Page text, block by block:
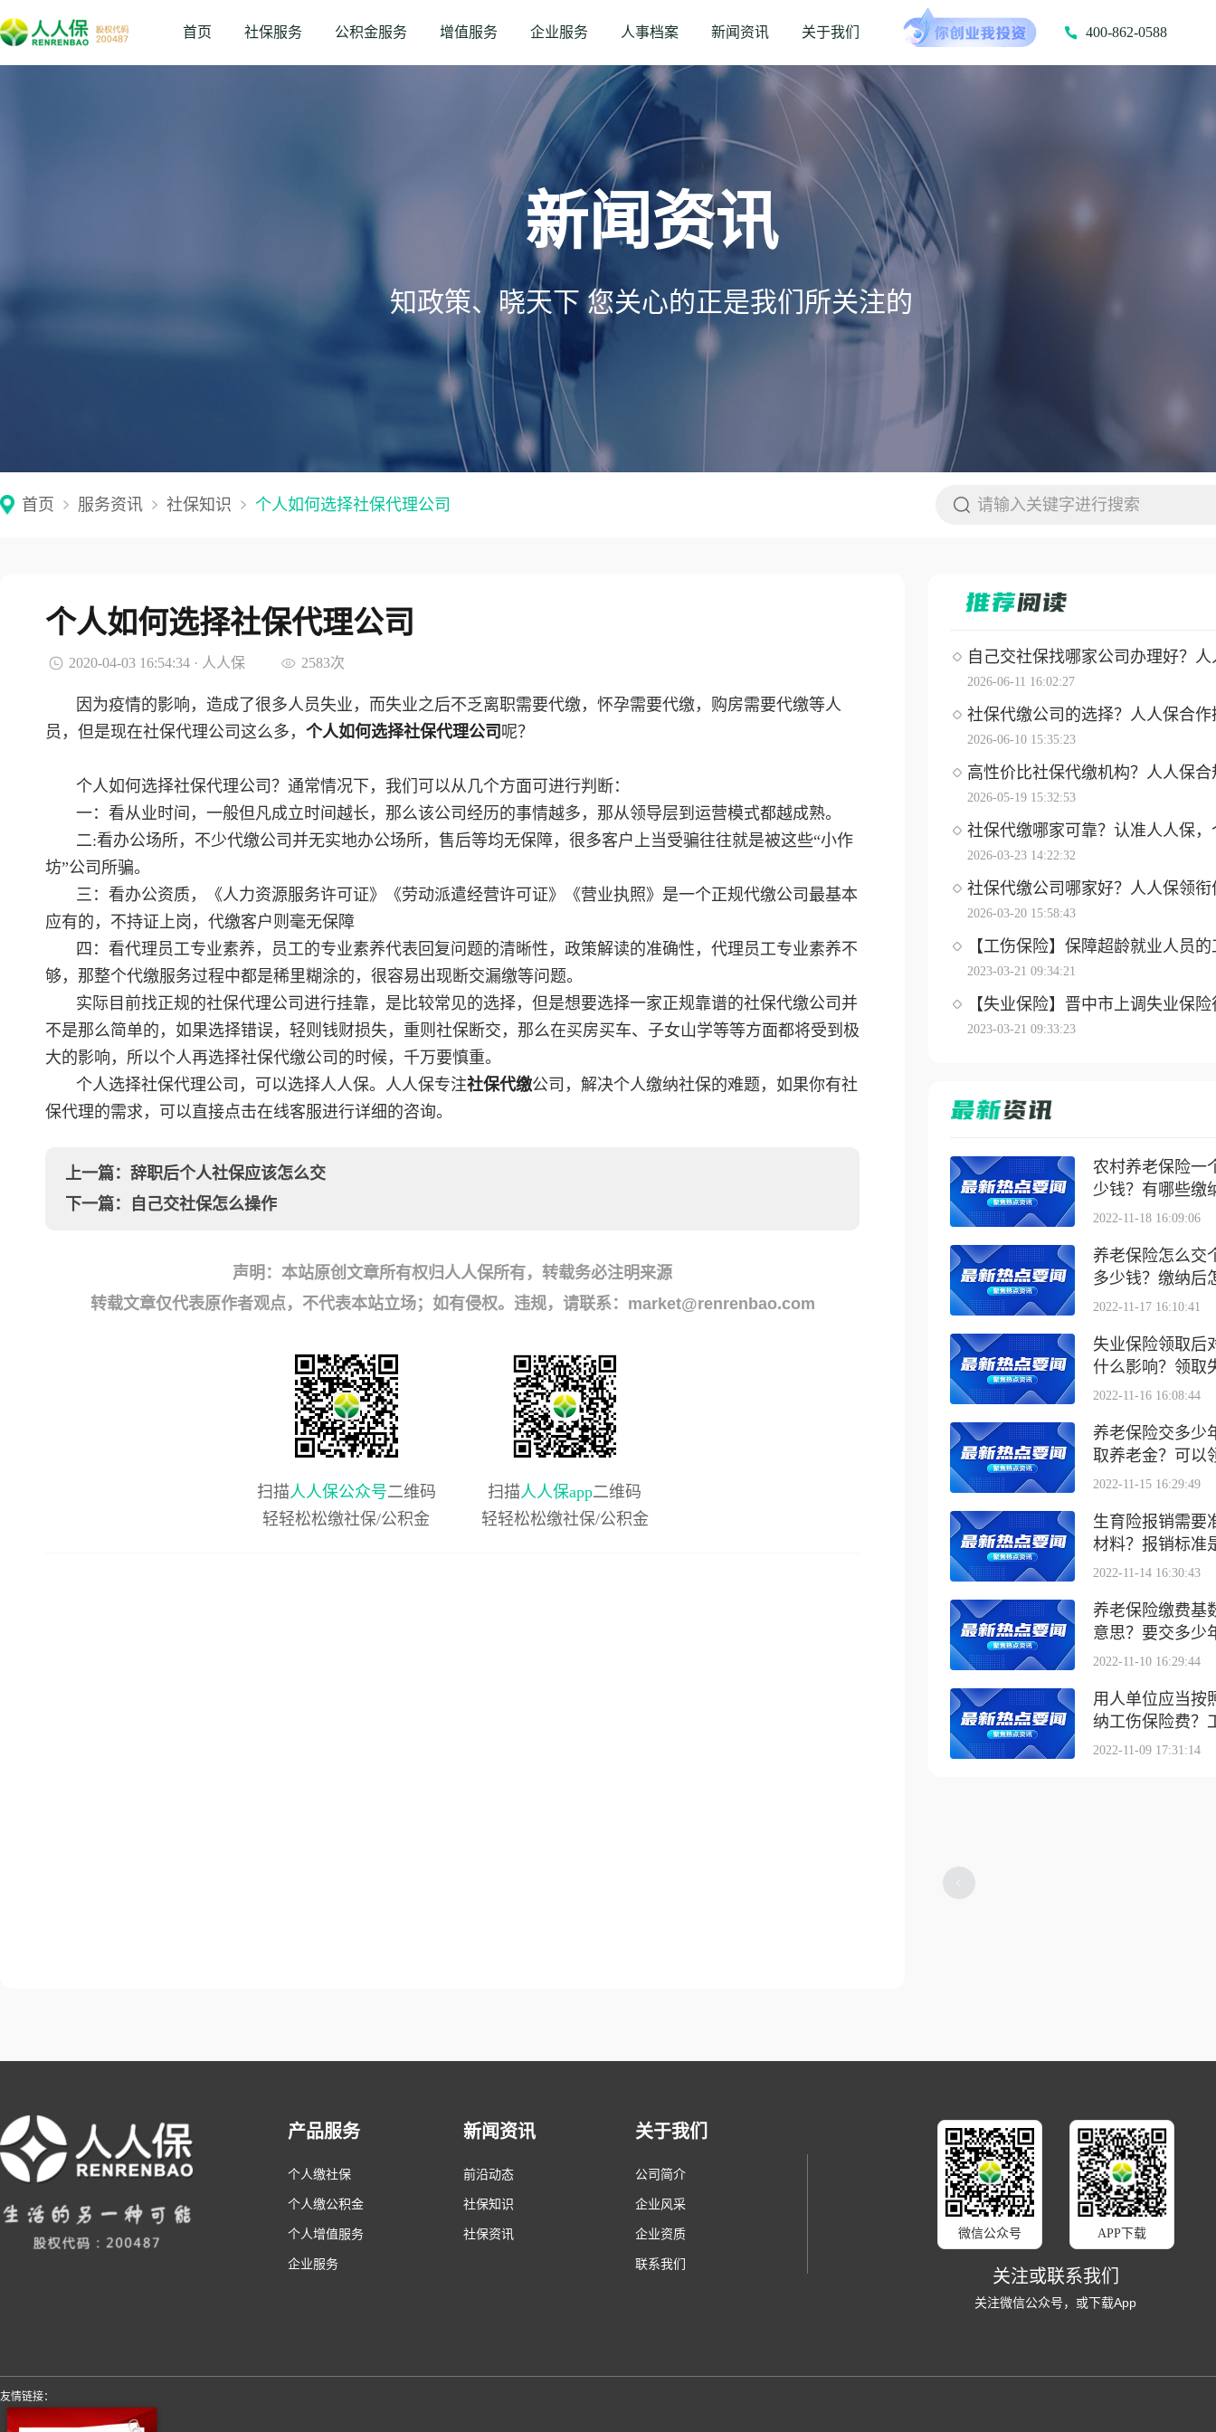
首页 社保服务 公积金服务 增值服务 企业服务 人事档案 新闻资讯 关于我们 400-862-0588
新闻资讯
知政策、晓天下 您关心的正是我们所关注的
首页 服务资讯 社保知识 个人如何选择社保代理公司
个人如何选择社保代理公司
2020-04-03 16:54:34 · 人人保 2583次
因为疫情的影响，造成了很多人员失业，而失业之后不乏离职需要代缴，怀孕需要代缴，购房需要代缴等人
员，但是现在社保代理公司这么多， 个人如何选择社保代理公司 呢？
个人如何选择社保代理公司？通常情况下，我们可以从几个方面可进行判断：
一：看从业时间，一般但凡成立时间越长，那么该公司经历的事情越多，那从领导层到运营模式都越成熟。
二:看办公场所，不少代缴公司并无实地办公场所，售后等均无保障，很多客户上当受骗往往就是被这些“小作
坊”公司所骗。
三：看办公资质，《人力资源服务许可证》《劳动派遣经营许可证》《营业执照》是一个正规代缴公司最基本
应有的，不持证上岗，代缴客户则毫无保障
四：看代理员工专业素养，员工的专业素养代表回复问题的清晰性，政策解读的准确性，代理员工专业素养不
够，那整个代缴服务过程中都是稀里糊涂的，很容易出现断交漏缴等问题。
实际目前找正规的社保代理公司进行挂靠，是比较常见的选择，但是想要选择一家正规靠谱的社保代缴公司并
不是那么简单的，如果选择错误，轻则钱财损失，重则社保断交，那么在买房买车、子女山学等等方面都将受到极
大的影响，所以个人再选择社保代缴公司的时候，千万要慎重。
个人选择社保代理公司，可以选择人人保。人人保专注社保代缴公司，解决个人缴纳社保的难题，如果你有社
保代理的需求，可以直接点击在线客服进行详细的咨询。
上一篇： 辞职后个人社保应该怎么交
下一篇：
自己交社保怎么操作
声明：本站原创文章所有权归人人保所有，转载务必注明来源
转载文章仅代表原作者观点，不代表本站立场；如有侵权。违规，请联系：market@renrenbao.com
扫描人人保公众号二维码
轻轻松松缴社保/公积金
扫描人人保app二维码
轻轻松松缴社保/公积金
自己交社保找哪家公司办理好？人
2026-06-11 16:02:27
社保代缴公司的选择？人人保合作
2026-06-10 15:35:23
高性价比社保代缴机构？人人保合
2026-05-19 15:32:53
社保代缴哪家可靠？认准人人保，
2026-03-23 14:22:32
社保代缴公司哪家好？人人保领衔
2026-03-20 15:58:43
【工伤保险】保障超龄就业人员
2023-03-21 09:34:21
【失业保险】晋中市上调失业保
2023-03-21 09:33:23
农村养老保险一
少钱？有哪些缴
2022-11-18 16:09:06
养老保险怎么交
多少钱？缴纳后
2022-11-17 16:10:41
失业保险领取后
什么影响？领取
2022-11-16 16:08:44
养老保险交多少
取养老金？可以
2022-11-15 16:29:49
生育险报销需要
材料？报销标准
2022-11-14 16:30:43
养老保险缴费基
意思？要交多少
2022-11-10 16:29:44
用人单位应当按
纳工伤保险费？
2022-11-09 17:31:14
产品服务
个人缴社保
个人缴公积金
个人增值服务
企业服务
新闻资讯
前沿动态
社保知识
社保资讯
关于我们
公司简介
企业风采
企业资质
联系我们
微信公众号 APP下载
关注或联系我们
关注微信公众号，或下载App
友情链接：